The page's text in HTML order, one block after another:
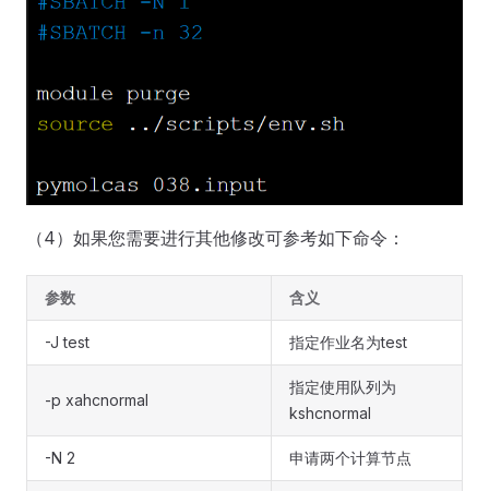
（4）如果您需要进行其他修改可参考如下命令：
参数 含义
-J test 指定作业名为test
-p xahcnormal
指定使用队列为
kshcnormal
-N 2 申请两个计算节点